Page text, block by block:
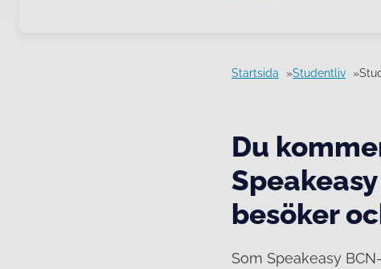
Startsida Studentliv
Du
besöker
Som Speakeasy